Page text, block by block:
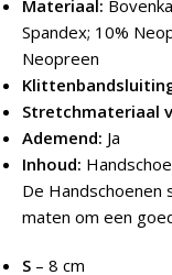
Materiaal:
Spandex; 10%
Neopreen
Stretchmateriaal
Ademend: Ja
Inhoud:
De Handschoenen
maten om een
S – 8 cm